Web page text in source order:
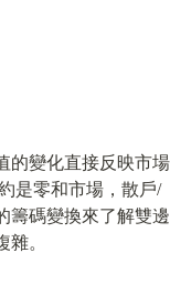
的變化直接反映市場
是零和市場，散戶/
籌碼變換來了解雙邊
。